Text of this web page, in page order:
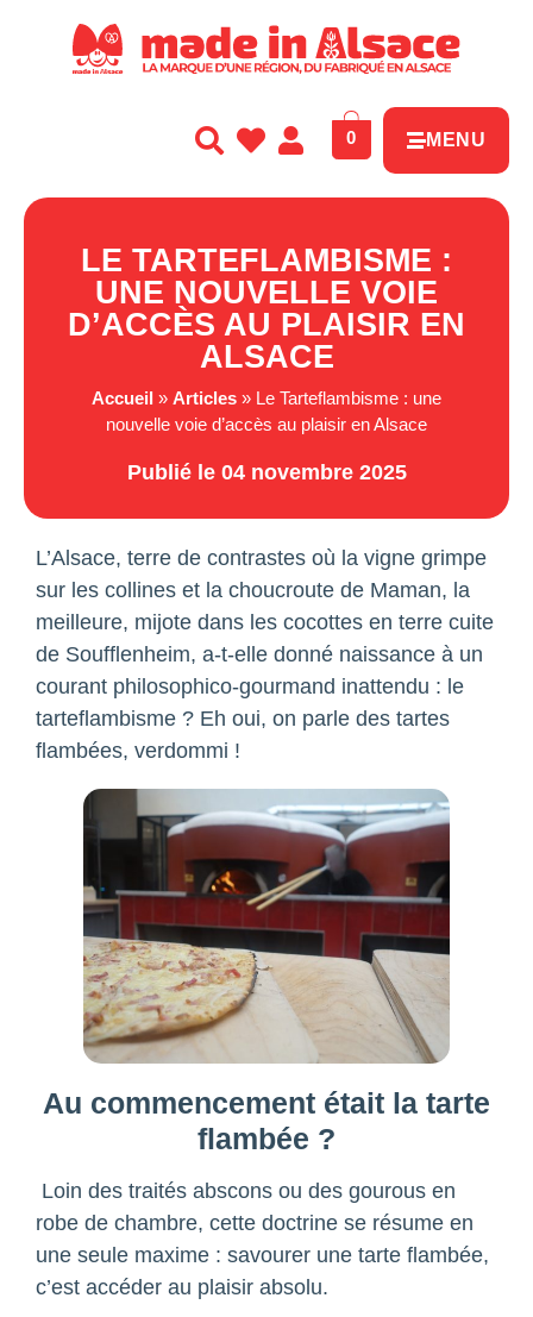
0 MENU
LE TARTEFLAMBISME :
UNE NOUVELLE VOIE
D’ACCÈS AU PLAISIR EN
ALSACE
Accueil » Articles » Le Tarteflambisme : une
nouvelle voie d’accès au plaisir en Alsace
Publié le 04 novembre 2025
L’Alsace, terre de contrastes où la vigne grimpe
sur les collines et la choucroute de Maman, la
meilleure, mijote dans les cocottes en terre cuite
de Soufflenheim, a-t-elle donné naissance à un
courant philosophico-gourmand inattendu : le
tarteflambisme ? Eh oui, on parle des tartes
flambées, verdommi !
Au commencement était la tarte
flambée ?
Loin des traités abscons ou des gourous en
robe de chambre, cette doctrine se résume en
une seule maxime : savourer une tarte flambée,
c’est accéder au plaisir absolu.